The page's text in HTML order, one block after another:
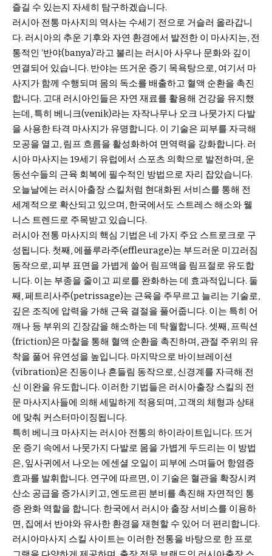
즐길 수 있는지 자세히 탐구하겠습니다.
러시아 전통 마사지의 역사는 수세기 전으로 거슬러 올라갑니
다. 러시아의 추운 기후와 자연 환경에서 발전한 이 마사지는, 전
통적인 ‘반야(banya)’라고 불리는 러시아 사우나 문화와 깊이
연결되어 있습니다. 반야는 뜨거운 증기 목욕탕으로, 여기서 마
사지가 함께 수행되며 몸의 독소를 배출하고 혈액 순환을 촉진
합니다. 고대 러시아인들은 자연 재료를 활용해 건강을 유지했
는데, 특히 베니크(venik)라는 자작나무나 오크 나뭇가지 다발
을 사용한 타격 마사지가 유명합니다. 이 기술은 피부를 자극해
모공을 열고, 림프 흐름을 활성화하여 면역력을 강화합니다. 러
시아 마사지는 19세기 유럽에서 스포츠 의학으로 발전하며, 운
동선수들의 근육 회복에 필수적인 방법으로 자리 잡았습니다.
오늘날에는 러시아출장 스킬처럼 현대화된 서비스를 통해 전
세계적으로 확산되고 있으며, 한국에서도 스트레스 해소와 웰
니스 트렌드로 주목받고 있습니다.
러시아 전통 마사지의 핵심 기법은 네 가지 주요 스트로크로 구
성됩니다. 첫째, 에플루라주(effleurage)는 부드러운 미끄러짐
동작으로, 피부 표면을 가볍게 쓸어 림프액을 림프절로 유도합
니다. 이는 부종을 줄이고 피로를 완화하는 데 효과적입니다. 둘
째, 페트리사주(petrissage)는 근육을 주무르고 늘리는 기술로,
깊은 조직에 압력을 가해 근육 결절을 풀어줍니다. 이는 특히 어
깨나 등 부위의 긴장감을 해소하는 데 탁월합니다. 셋째, 프릭션
(friction)은 마찰을 통해 혈액 순환을 촉진하며, 관절 주위의 유
착을 풀어 유연성을 높입니다. 마지막으로 바이브레이션
(vibration)은 진동이나 흔들림 동작으로, 신경계를 자극해 전
신 이완을 유도합니다. 이러한 기법들은 러시아출장 스킬의 전
문 마사지사들에 의해 세밀하게 적용되며, 고객의 체형과 상태
에 맞춰 커스터마이징됩니다.
특히 베니크 마사지는 러시아 전통의 하이라이트입니다. 뜨거
운 증기 속에서 나뭇가지 다발로 몸을 가볍게 두드리는 이 방법
은, 잎사귀에서 나오는 에센셜 오일이 피부에 스며들어 항염증
효과를 발휘합니다. 연구에 따르면, 이 기술은 혈관을 확장시켜
산소 공급을 증가시키고, 엔도르핀 분비를 촉진해 자연적인 통
증 완화 역할을 합니다. 한국에서 러시아 출장 서비스를 이용하
면, 집에서 반야와 유사한 환경을 재현할 수 있어 더 편리합니다.
러시아마사지 스킬 사이트는 이러한 전통을 바탕으로 한 프로